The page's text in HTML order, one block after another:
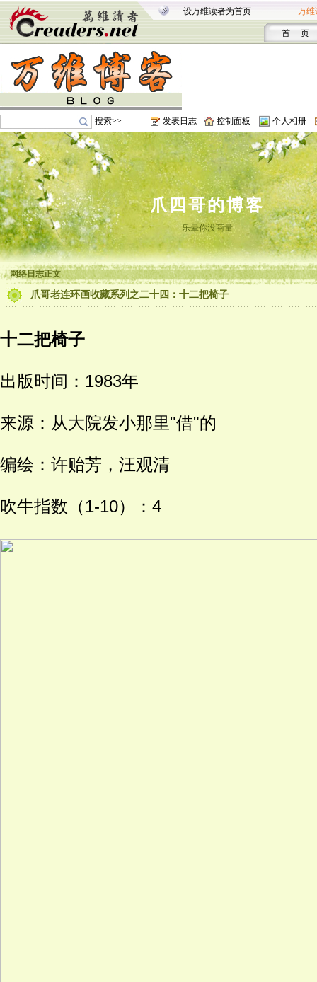
设万维读者为首页 万维
首 页
搜索>> 发表日志 控制面板 个人相册
爪四哥的博客
乐晕你没商量
网络日志正文
爪哥老连环画收藏系列之二十四：十二把椅子
十二把椅子
出版时间：1983年
来源：从大院发小那里"借"的
编绘：许贻芳，汪观清
吹牛指数（1-10）：4